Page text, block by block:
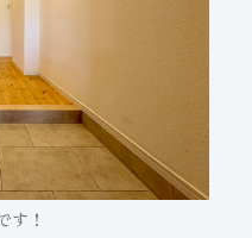
す！